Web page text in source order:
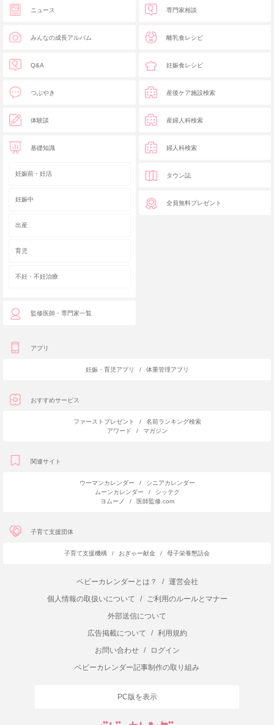
ニュース
みんなの成長アルバム
Q&A
つぶやき
体験談
基礎知識
妊娠前・妊活
妊娠中
出産
育児
不妊・不妊治療
監修医師・専門家一覧
専門家相談
離乳食レシピ
妊娠食レシピ
産後ケア施設検索
産婦人科検索
婦人科検索
タウン誌
全員無料プレゼント
アプリ
妊娠・育児アプリ / 体重管理アプリ
おすすめサービス
ファーストプレゼント /
名前ランキング検索
アワード
/ マガジン
関連サイト
ウーマンカレンダー /
シニアカレンダー
ムーンカレンダー
/
シッテク
ヨムーノ
/ 医師監修.com
子育て支援団体
子育て支援機構 / おぎゃー献金 / 母子栄養懇話会
ベビーカレンダーとは？ /
運営会社
個人情報の取扱いについて
/
ご利用のルールとマナー
外部送信について
広告掲載について
/
利用規約
お問い合わせ
/
ログイン
ベビーカレンダー記事制作の取り組み
PC版を表示